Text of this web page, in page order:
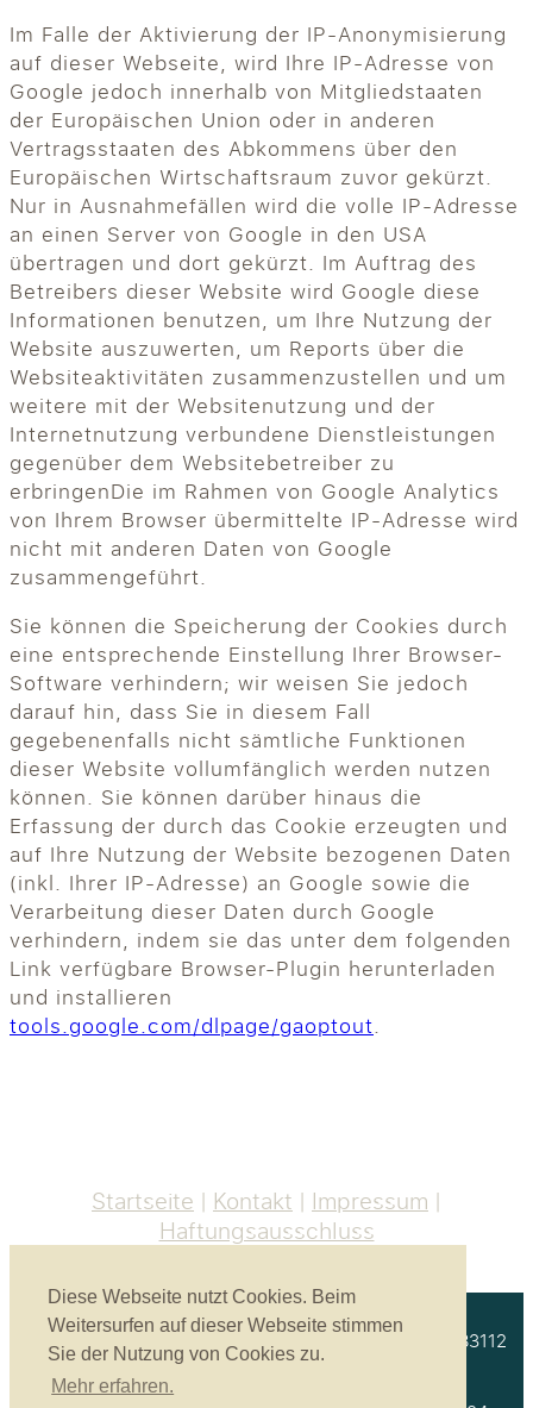
Diese Webseite nutzt Cookies. Beim
Weitersurfen auf dieser Webseite stimmen
Sie der Nutzung von Cookies zu.
Mehr erfahren.
Im Falle der Aktivierung der IP-Anonymisierung
auf dieser Webseite, wird Ihre IP-Adresse von
Google jedoch innerhalb von Mitgliedstaaten
der Europäischen Union oder in anderen
Vertragsstaaten des Abkommens über den
Europäischen Wirtschaftsraum zuvor gekürzt.
Nur in Ausnahmefällen wird die volle IP-Adresse
an einen Server von Google in den USA
übertragen und dort gekürzt. Im Auftrag des
Betreibers dieser Website wird Google diese
Informationen benutzen, um Ihre Nutzung der
Website auszuwerten, um Reports über die
Websiteaktivitäten zusammenzustellen und um
weitere mit der Websitenutzung und der
Internetnutzung verbundene Dienstleistungen
gegenüber dem Websitebetreiber zu
erbringenDie im Rahmen von Google Analytics
von Ihrem Browser übermittelte IP-Adresse wird
nicht mit anderen Daten von Google
zusammengeführt.
Sie können die Speicherung der Cookies durch
eine entsprechende Einstellung Ihrer Browser-
Software verhindern; wir weisen Sie jedoch
darauf hin, dass Sie in diesem Fall
gegebenenfalls nicht sämtliche Funktionen
dieser Website vollumfänglich werden nutzen
können. Sie können darüber hinaus die
Erfassung der durch das Cookie erzeugten und
auf Ihre Nutzung der Website bezogenen Daten
(inkl. Ihrer IP-Adresse) an Google sowie die
Verarbeitung dieser Daten durch Google
verhindern, indem sie das unter dem folgenden
Link verfügbare Browser-Plugin herunterladen
und installieren
tools.google.com/dlpage/gaoptout.
Startseite Kontakt
Impressum
Haftungsausschluss
Akustikbau Heinrich GmbH | Unterprienmühle 4 a | 83112
Frasdorf